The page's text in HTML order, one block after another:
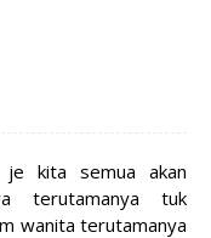
je kita semua akan
terutamanya tuk
wanita terutamanya